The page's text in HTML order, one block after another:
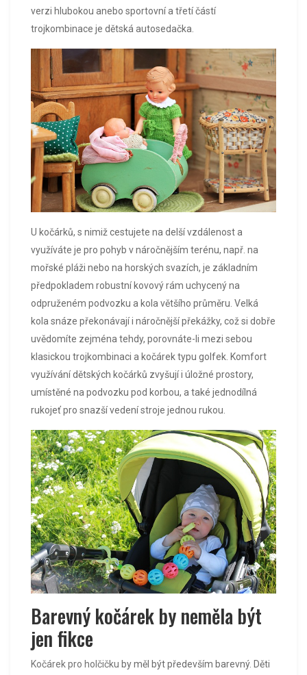
verzi hlubokou anebo sportovní a třetí částí
trojkombinace je dětská autosedačka.
U kočárků, s nimiž cestujete na delší vzdálenost a
využíváte je pro pohyb v náročnějším terénu, např. na
mořské pláži nebo na horských svazích, je základním
předpokladem robustní kovový rám uchycený na
odpruženém podvozku a kola většího průměru. Velká
kola snáze překonávají i náročnější překážky, což si dobře
uvědomíte zejména tehdy, porovnáte-li mezi sebou
klasickou trojkombinaci a kočárek typu golfek. Komfort
využívání dětských kočárků zvyšují i úložné prostory,
umístěné na podvozku pod korbou, a také jednodílná
rukojeť pro snazší vedení stroje jednou rukou.
Barevný kočárek by neměla být
jen fikce
Kočárek pro holčičku by měl být především barevný. Děti